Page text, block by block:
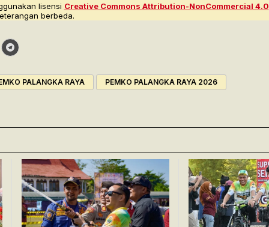
lisensi Creative Commons Attribution-NonCommercial 4.0
berbeda.
PALANGKA RAYA PEMKO PALANGKA RAYA 2026